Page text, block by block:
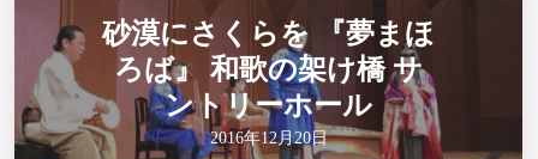
砂漠にさくらを 『夢まほ
ろば』 和歌の架け橋 サ
ントリーホール
2016年12月20日